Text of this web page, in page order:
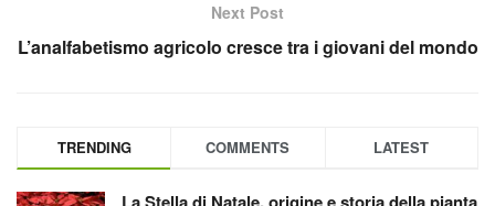
Next Post
L’analfabetismo agricolo cresce tra i giovani del mondo
TRENDING COMMENTS LATEST